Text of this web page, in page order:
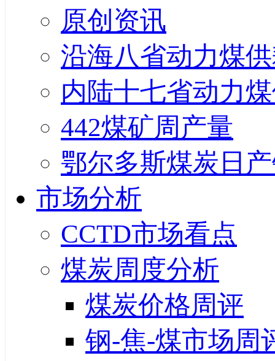
原创资讯
沿海八省动力煤
内陆十七省动力
442煤矿周产量
鄂尔多斯煤炭日
市场分析
CCTD市场看点
煤炭周度分析
煤炭价格周评
钢-焦-煤市场周